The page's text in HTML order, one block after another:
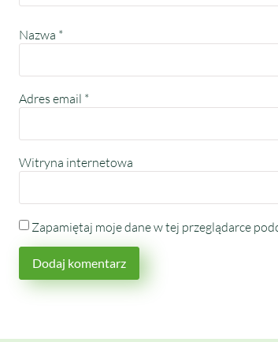
Nazwa *
Adres email *
Witryna internetowa
Zapamiętaj moje dane w tej przeglądarce